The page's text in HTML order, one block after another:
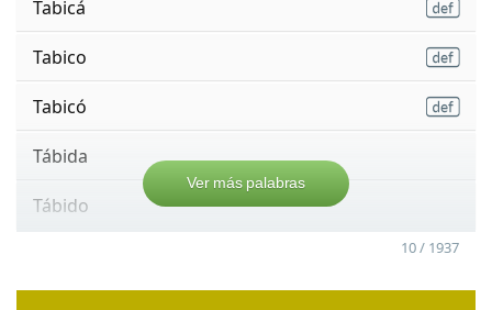
Tabicá
Tabico
Tabicó
Tábida
Tábido
Ver más palabras
10 / 1937